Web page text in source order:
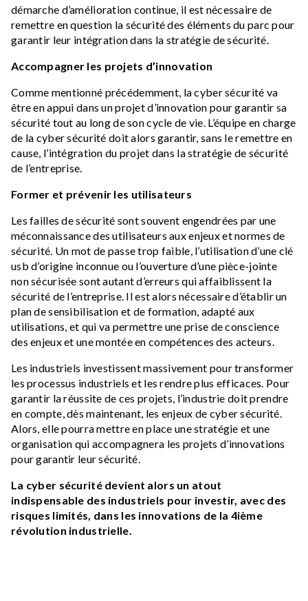
démarche d’amélioration continue, il est nécessaire de
remettre en question la sécurité des éléments du parc pour
garantir leur intégration dans la stratégie de sécurité.
Accompagner les projets d’innovation
Comme mentionné précédemment, la cyber sécurité va
être en appui dans un projet d’innovation pour garantir sa
sécurité tout au long de son cycle de vie. L’équipe en charge
de la cyber sécurité doit alors garantir, sans le remettre en
cause, l’intégration du projet dans la stratégie de sécurité
de l’entreprise.
Former et prévenir les utilisateurs
Les failles de sécurité sont souvent engendrées par une
méconnaissance des utilisateurs aux enjeux et normes de
sécurité. Un mot de passe trop faible, l’utilisation d’une clé
usb d’origine inconnue ou l’ouverture d’une pièce-jointe
non sécurisée sont autant d’erreurs qui affaiblissent la
sécurité de l’entreprise. Il est alors nécessaire d’établir un
plan de sensibilisation et de formation, adapté aux
utilisations, et qui va permettre une prise de conscience
des enjeux et une montée en compétences des acteurs.
Les industriels investissent massivement pour transformer
les processus industriels et les rendre plus efficaces. Pour
garantir la réussite de ces projets, l’industrie doit prendre
en compte, dès maintenant, les enjeux de cyber sécurité.
Alors, elle pourra mettre en place une stratégie et une
organisation qui accompagnera les projets d’innovations
pour garantir leur sécurité.
La cyber sécurité devient alors un atout
indispensable des industriels pour investir, avec des
risques limités, dans les innovations de la 4ième
révolution industrielle.